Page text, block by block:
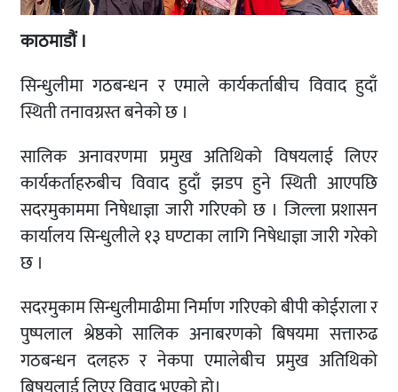
काठमाडौं ।
सिन्धुलीमा गठबन्धन र एमाले कार्यकर्ताबीच विवाद हुदाँ
स्थिती तनावग्रस्त बनेको छ ।
सालिक अनावरणमा प्रमुख अतिथिको विषयलाई लिएर
कार्यकर्ताहरुबीच विवाद हुदाँ झडप हुने स्थिती आएपछि
सदरमुकाममा निषेधाज्ञा जारी गरिएको छ । जिल्ला प्रशासन
कार्यालय सिन्धुलीले १३ घण्टाका लागि निषेधाज्ञा जारी गरेको
छ ।
सदरमुकाम सिन्धुलीमाढीमा निर्माण गरिएको बीपी कोईराला र
पुष्पलाल श्रेष्ठको सालिक अनाबरणको बिषयमा सत्तारुढ
गठबन्धन दलहरु र नेकपा एमालेबीच प्रमुख अतिथिको